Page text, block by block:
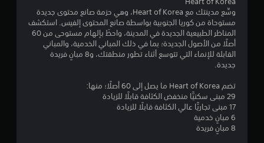
و
م
وسِّع مدينتك مع Heart of Korea، وهي حزمة صانع محتوى جديدة
مستوحاة من كوريا الجنوبية بواسطة صانع المحتوى إلفيس. استكشف
المناظر الطبيعية الجديدة في المدينة، واحظَ بإلهام مستوحى من 60
أصلًا من الأصول الجديدة؛ بما في ذلك المباني الخدمية، والمباني
القابلة للإنماء التي تتوسع أثناء تطور منطقتك، و8 مبانٍ فريدة
جديدة.
تضم Heart of Korea ما يصل إلى 60 أصلًا؛ منها:
29 مبنى سكنيًّا منخفض الكثافة قابلًا للزيادة
17 مبنى تجاريًّا عالي الكثافة قابلًا للزيادة
6 مبانٍ خدمية
8 مبانٍ فريدة